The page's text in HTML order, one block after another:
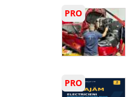
PRO
PRO